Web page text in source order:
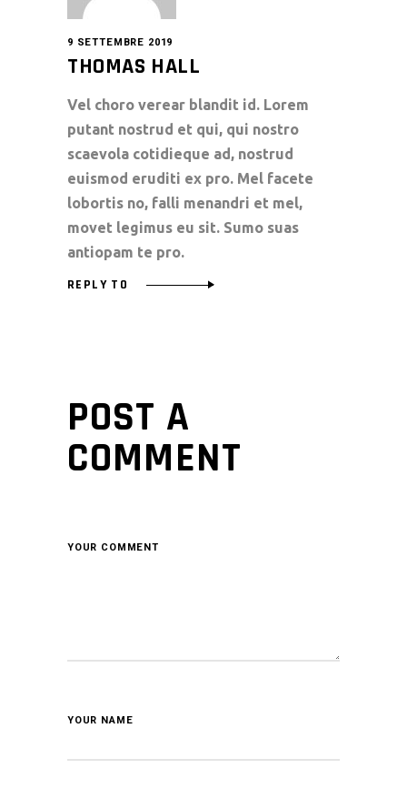
9 SETTEMBRE 2019
THOMAS HALL
Vel choro verear blandit id. Lorem
putant nostrud et qui, qui nostro
scaevola cotidieque ad, nostrud
euismod eruditi ex pro. Mel facete
lobortis no, falli menandri et mel,
movet legimus eu sit. Sumo suas
antiopam te pro.
REPLY TO
POST A
COMMENT
YOUR COMMENT
YOUR NAME